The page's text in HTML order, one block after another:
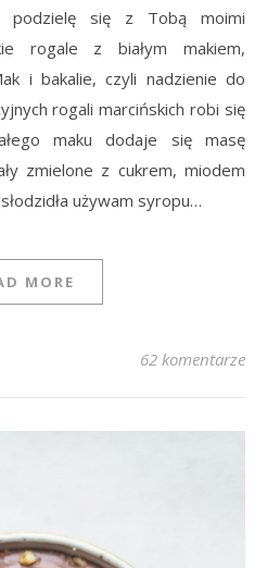
podzielę się z Tobą moimi
rogale z białym makiem,
i bakalie, czyli nadzienie do
rogali marcińskich robi się
maku dodaje się masę
zmielone z cukrem, miodem
używam syropu…
MORE
62 komentarze